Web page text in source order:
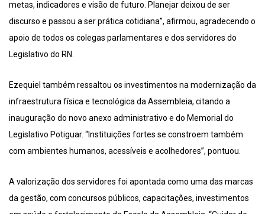
metas, indicadores e visão de futuro. Planejar deixou de ser
discurso e passou a ser prática cotidiana”, afirmou, agradecendo o
apoio de todos os colegas parlamentares e dos servidores do
Legislativo do RN.
Ezequiel também ressaltou os investimentos na modernização da
infraestrutura física e tecnológica da Assembleia, citando a
inauguração do novo anexo administrativo e do Memorial do
Legislativo Potiguar. “Instituições fortes se constroem também
com ambientes humanos, acessíveis e acolhedores”, pontuou.
A valorização dos servidores foi apontada como uma das marcas
da gestão, com concursos públicos, capacitações, investimentos